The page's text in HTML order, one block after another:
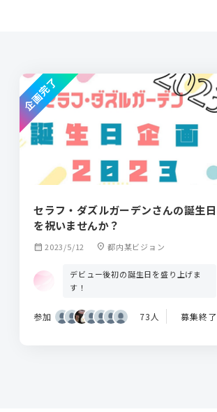
セラフ・ダズルガーデンさんの誕生日
を祝いませんか？
calendar_month 2023/5/12 location_on 都内某ビジョン
デビュー後初の誕生日を盛り上げま
す！
参加 73人 募集終了
企画完了